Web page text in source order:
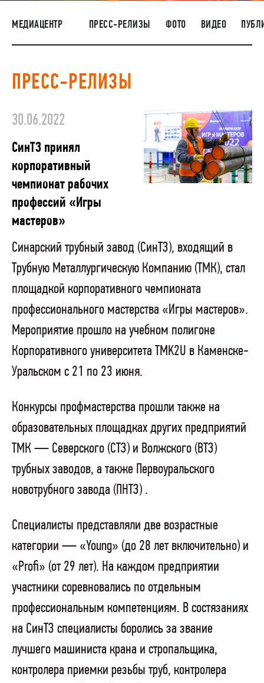
НАШИ ЛЮДИ
ОКРУЖАЮЩАЯ СРЕДА
РАСКРЫТИЕ ИНФОРМАЦИИ
ЗАКУПКИ
МЕДИАЦЕНТР ПРЕСС-РЕЛИЗЫ ФОТО ВИДЕО
ПРЕСС-РЕЛИЗЫ
30.06.2022
СинТЗ принял
корпоративный
чемпионат рабочих
профессий «Игры
мастеров»
Синарский трубный завод (СинТЗ), входящий в
Трубную Металлургическую Компанию (ТМК), стал
площадкой корпоративного чемпионата
профессионального мастерства «Игры мастеров».
Мероприятие прошло на учебном полигоне
Корпоративного университета TMK2U в Каменске-
Уральском с 21 по 23 июня.
Конкурсы профмастерства прошли также на
образовательных площадках других предприятий
ТМК — Северского (СТЗ) и Волжского (ВТЗ)
трубных заводов, а также Первоуральского
новотрубного завода (ПНТЗ) .
Специалисты представляли две возрастные
категории — «Young» (до 28 лет включительно) и
«Profi» (от 29 лет). На каждом предприятии
участники соревновались по отдельным
профессиональным компетенциям. В состязаниях
на СинТЗ специалисты боролись за звание
лучшего машиниста крана и стропальщика,
контролера приемки резьбы труб, контролера